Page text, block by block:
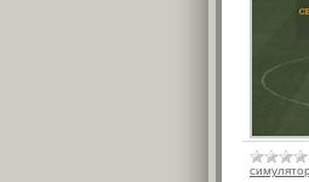
симулятор